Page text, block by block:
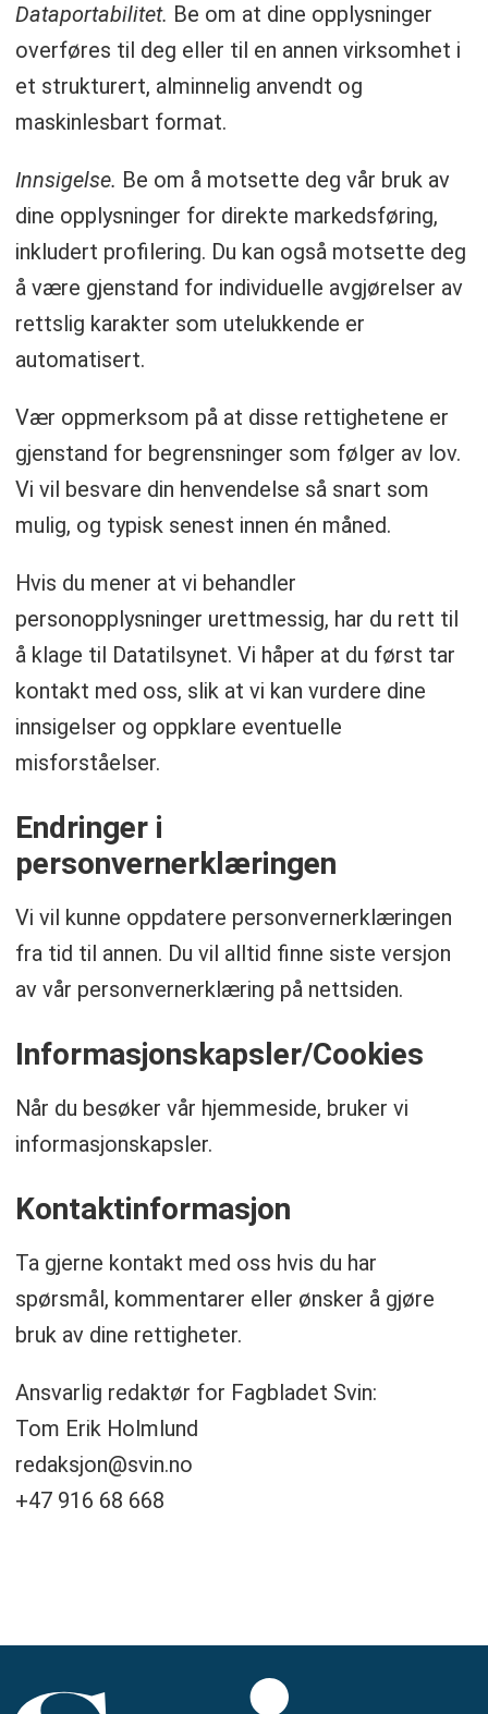
Dataportabilitet. Be om at dine opplysninger
overføres til deg eller til en annen virksomhet i
et strukturert, alminnelig anvendt og
maskinlesbart format.
Innsigelse. Be om å motsette deg vår bruk av
dine opplysninger for direkte markedsføring,
inkludert profilering. Du kan også motsette deg
å være gjenstand for individuelle avgjørelser av
rettslig karakter som utelukkende er
automatisert.
Vær oppmerksom på at disse rettighetene er
gjenstand for begrensninger som følger av lov.
Vi vil besvare din henvendelse så snart som
mulig, og typisk senest innen én måned.
Hvis du mener at vi behandler
personopplysninger urettmessig, har du rett til
å klage til Datatilsynet. Vi håper at du først tar
kontakt med oss, slik at vi kan vurdere dine
innsigelser og oppklare eventuelle
misforståelser.
Endringer i
personvernerklæringen
Vi vil kunne oppdatere personvernerklæringen
fra tid til annen. Du vil alltid finne siste versjon
av vår personvernerklæring på nettsiden.
Informasjonskapsler/Cookies
Når du besøker vår hjemmeside, bruker vi
informasjonskapsler.
Kontaktinformasjon
Ta gjerne kontakt med oss hvis du har
spørsmål, kommentarer eller ønsker å gjøre
bruk av dine rettigheter.
Ansvarlig redaktør for Fagbladet Svin:
Tom Erik Holmlund
redaksjon@svin.no
+47 916 68 668